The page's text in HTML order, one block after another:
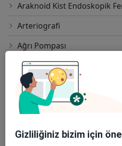
Araknoid Kist Endoskopik
Arteriografi
Ağrı Pompası
Baklofen Pompası Tedavisi
Bel Fıtığı Ameliyatı
Bel Kanal Darlığı Ameliyatı
Gizliliğiniz bizim için